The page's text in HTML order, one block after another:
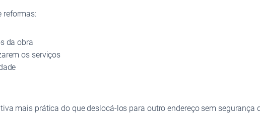
reformas:
da obra
os serviços
mais prática do que deslocá‑los para outro endereço sem segurança